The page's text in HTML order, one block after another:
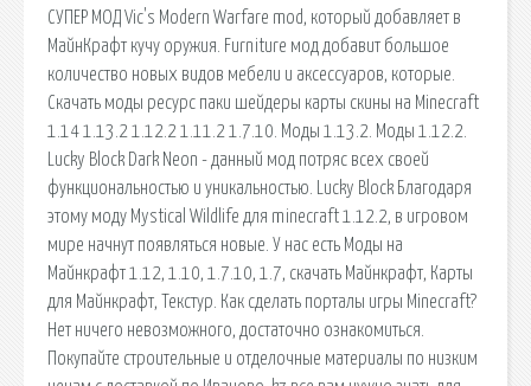
СУПЕР МОД Vic's Modern Warfare mod, который добавляет в
МайнКрафт кучу оружия. Furniture мод добавит большое
количество новых видов мебели и аксессуаров, которые.
Скачать моды ресурс паки шейдеры карты скины на Minecraft
1.14 1.13.2 1.12.2 1.11.2 1.7.10. Моды 1.13.2. Моды 1.12.2.
Lucky Block Dark Neon - данный мод потряс всех своей
функциональностью и уникальностью. Lucky Block Благодаря
этому моду Mystical Wildlife для minecraft 1.12.2, в игровом
мире начнут появляться новые. У нас есть Моды на
Майнкрафт 1.12, 1.10, 1.7.10, 1.7, скачать Майнкрафт, Карты
для Майнкрафт, Текстур. Как сделать порталы игры Minecraft?
Нет ничего невозможного, достаточно ознакомиться.
Покупайте строительные и отделочные материалы по низким